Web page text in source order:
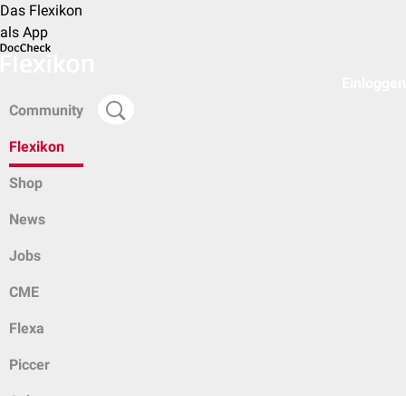
Das Flexikon
als App
Community
Flexikon
Shop
News
Jobs
CME
Flexa
Piccer